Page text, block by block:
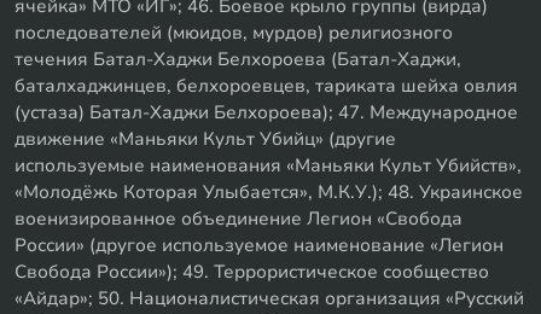
ячейка» МТО «ИГ»; 46. Боевое крыло группы (вирда)
последователей (мюидов, мурдов) религиозного
течения Батал-Хаджи Белхороева (Батал-Хаджи,
баталхаджинцев, белхороевцев, тариката шейха овлия
(устаза) Батал-Хаджи Белхороева); 47. Международное
движение «Маньяки Культ Убийц» (другие
используемые наименования «Маньяки Культ Убийств»,
«Молодёжь Которая Улыбается», М.К.У.); 48. Украинское
военизированное объединение Легион «Свобода
России» (другое используемое наименование «Легион
Свобода России»); 49. Террористическое сообщество
«Айдар»; 50. Националистическая организация «Русский